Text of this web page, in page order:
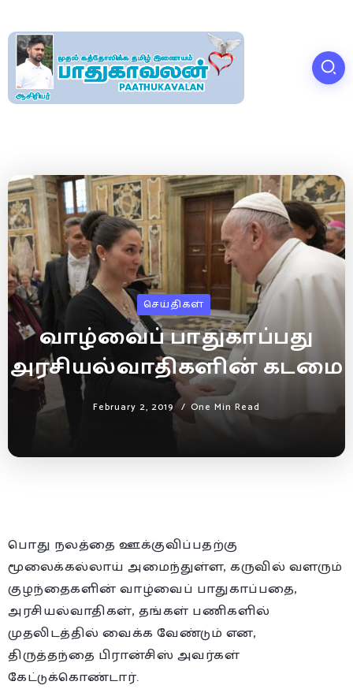
செய்திகள்
வாழ்வைப் பாதுகாப்பது
அரசியல்வாதிகளின் கடமை
February 2, 2019 One Min Read
பொது நலத்தை ஊக்குவிப்பதற்கு
மூலைக்கல்லாய் அமைந்துள்ள, கருவில் வளரும்
குழந்தைகளின் வாழ்வைப் பாதுகாப்பதை,
அரசியல்வாதிகள், தங்கள் பணிகளில்
முதலிடத்தில் வைக்க வேண்டும் என,
திருத்தந்தை பிரான்சிஸ் அவர்கள்
கேட்டுக்கொண்டார்.